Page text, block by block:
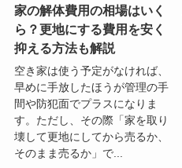
家の解体費用の相場はいく
ら？更地にする費用を安く
抑える方法も解説
空き家は使う予定がなければ、
早めに手放したほうが管理の手
間や防犯面でプラスになりま
す。ただし、その際「家を取り
壊して更地にしてから売るか、
そのまま売るか」で...